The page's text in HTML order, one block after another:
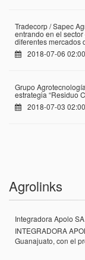
Tradecorp / Sapec
entrando en el
diferentes mercados
2018-07-06
Grupo
estrategia “Residuo
2018-07-03
Agrolinks
Integradora Apolo
INTEGRADORA
Guanajuato, con el